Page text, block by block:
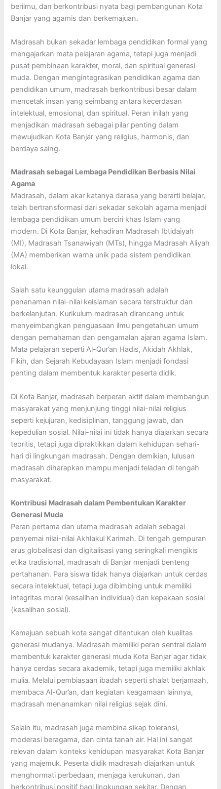
berilmu, dan berkontribusi nyata bagi pembangunan Kota
Banjar yang agamis dan berkemajuan.
Madrasah bukan sekadar lembaga pendidikan formal yang
mengajarkan mata pelajaran agama, tetapi juga menjadi
pusat pembinaan karakter, moral, dan spiritual generasi
muda. Dengan mengintegrasikan pendidikan agama dan
pendidikan umum, madrasah berkontribusi besar dalam
mencetak insan yang seimbang antara kecerdasan
intelektual, emosional, dan spiritual. Peran inilah yang
menjadikan madrasah sebagai pilar penting dalam
mewujudkan Kota Banjar yang religius, harmonis, dan
berdaya saing.
Madrasah sebagai Lembaga Pendidikan Berbasis Nilai
Agama
Madrasah, dalam akar katanya darasa yang berarti belajar,
telah bertransformasi dari sekadar sekolah agama menjadi
lembaga pendidikan umum berciri khas Islam yang
modern. Di Kota Banjar, kehadiran Madrasah Ibtidaiyah
(MI), Madrasah Tsanawiyah (MTs), hingga Madrasah Aliyah
(MA) memberikan warna unik pada sistem pendidikan
lokal.
Salah satu keunggulan utama madrasah adalah
penanaman nilai-nilai keislaman secara terstruktur dan
berkelanjutan. Kurikulum madrasah dirancang untuk
menyeimbangkan penguasaan ilmu pengetahuan umum
dengan pemahaman dan pengamalan ajaran agama Islam.
Mata pelajaran seperti Al-Qur’an Hadis, Akidah Akhlak,
Fikih, dan Sejarah Kebudayaan Islam menjadi fondasi
penting dalam membentuk karakter peserta didik.
Di Kota Banjar, madrasah berperan aktif dalam membangun
masyarakat yang menjunjung tinggi nilai-nilai religius
seperti kejujuran, kedisiplinan, tanggung jawab, dan
kepedulian sosial. Nilai-nilai ini tidak hanya diajarkan secara
teoritis, tetapi juga dipraktikkan dalam kehidupan sehari-
hari di lingkungan madrasah. Dengan demikian, lulusan
madrasah diharapkan mampu menjadi teladan di tengah
masyarakat.
Kontribusi Madrasah dalam Pembentukan Karakter
Generasi Muda
Peran pertama dan utama madrasah adalah sebagai
penyemai nilai-nilai Akhlakul Karimah. Di tengah gempuran
arus globalisasi dan digitalisasi yang seringkali mengikis
etika tradisional, madrasah di Banjar menjadi benteng
pertahanan. Para siswa tidak hanya diajarkan untuk cerdas
secara intelektual, tetapi juga dibimbing untuk memiliki
integritas moral (kesalihan individual) dan kepekaan sosial
(kesalihan sosial).
Kemajuan sebuah kota sangat ditentukan oleh kualitas
generasi mudanya. Madrasah memiliki peran sentral dalam
membentuk karakter generasi muda Kota Banjar agar tidak
hanya cerdas secara akademik, tetapi juga memiliki akhlak
mulia. Melalui pembiasaan ibadah seperti shalat berjamaah,
membaca Al-Qur’an, dan kegiatan keagamaan lainnya,
madrasah menanamkan nilai religius sejak dini.
Selain itu, madrasah juga membina sikap toleransi,
moderasi beragama, dan cinta tanah air. Hal ini sangat
relevan dalam konteks kehidupan masyarakat Kota Banjar
yang majemuk. Peserta didik madrasah diajarkan untuk
menghormati perbedaan, menjaga kerukunan, dan
berkontribusi positif bagi lingkungan sekitar. Dengan